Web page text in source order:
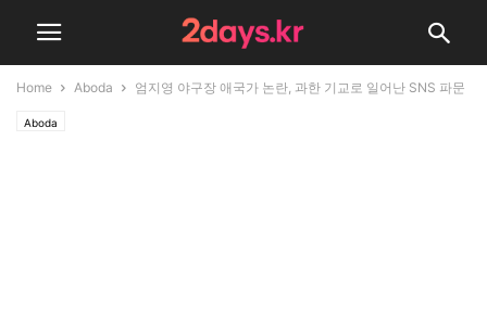
Home Aboda 엄지영 야구장 애국가 논란, 과한 기교로 일어난 SNS 파문
Aboda